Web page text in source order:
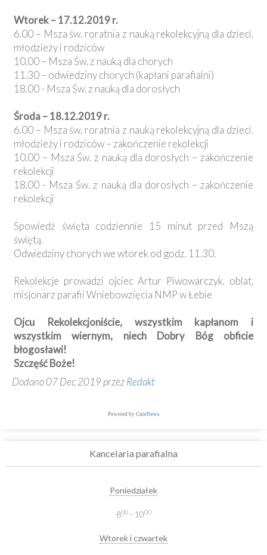
Wtorek – 17.12.2019 r.
6.00 – Msza św. roratnia z nauką rekolekcyjną dla dzieci,
młodzieży i rodziców
10.00 – Msza Św. z nauką dla chorych
11.30 – odwiedziny chorych (kapłani parafialni)
18.00 - Msza Św. z nauką dla dorosłych
Środa – 18.12.2019 r.
6.00 – Msza św. roratnia z nauką rekolekcyjną dla dzieci,
młodzieży i rodziców – zakończenie rekolekcji
10.00 – Msza Św. z nauką dla dorosłych – zakończenie
rekolekcji
18.00 - Msza Św. z nauką dla dorosłych – zakończenie
rekolekcji
Spowiedź święta codziennie 15 minut przed Mszą
świętą.
Odwiedziny chorych we wtorek od godz. 11.30.
Rekolekcje prowadzi ojciec Artur Piwowarczyk, oblat,
misjonarz parafii Wniebowzięcia NMP w Łebie
Ojcu Rekolekcjoniście, wszystkim kapłanom i
wszystkim wiernym, niech Dobry Bóg obficie
błogosławi!
Szczęść Boże!
Dodano 07 Dec 2019 przezRedakt
Powered by CuteNews
Kancelaria parafialna
Poniedziałek
800- 1000
Wtorek i czwartek